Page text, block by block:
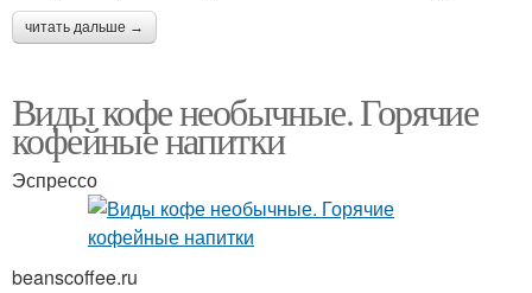
читать дальше →
Виды кофе необычные. Горячие
кофейные напитки
Эспрессо
beanscoffee.ru